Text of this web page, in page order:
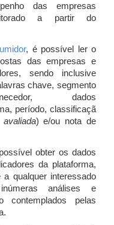
das empresas
a partir do
, é possível ler o
das empresas e
sendo inclusive
chave, segmento
dados
período, classificaçã
) e/ou nota de
obter os dados
da plataforma,
qualquer interessado
análises e
contemplados pelas